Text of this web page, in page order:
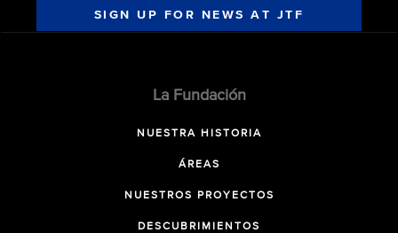
SIGN UP FOR NEWS AT JTF
La Fundación
NUESTRA HISTORIA
ÁREAS
NUESTROS PROYECTOS
DESCUBRIMIENTOS